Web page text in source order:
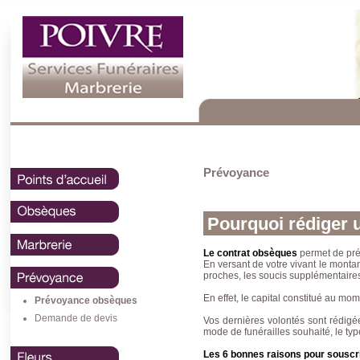
Prévoyance obsèques
Demande de devis
Prévoyance
Pourquoi rédiger
Le contrat obsèques permet de
En versant de votre vivant le
proches, les soucis
En effet, le capital constitué au
Vos dernières volontés sont
mode de funérailles souhaité, le
Les 6 bonnes raisons pour